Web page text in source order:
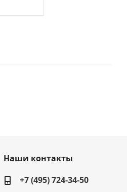
Наши контакты
+7 (495) 724-34-50